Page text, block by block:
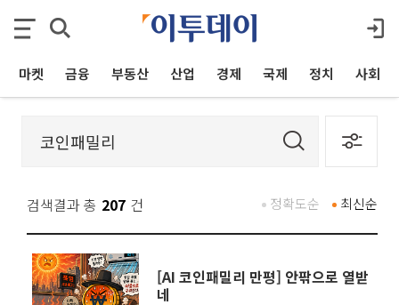
마켓 금융 부동산 산업 경제 국제 정치 사회
검색결과 총 207 건 최신순
정확도순
[AI 코인패밀리 만평] 안팎으로 열받
네